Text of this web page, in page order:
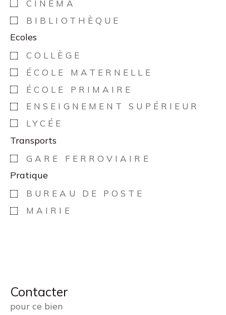
CINÉMA
BIBLIOTHÈQUE
Ecoles
COLLÈGE
ÉCOLE MATERNELLE
ÉCOLE PRIMAIRE
ENSEIGNEMENT SUPÉRIEUR
LYCÉE
Transports
GARE FERROVIAIRE
Pratique
BUREAU DE POSTE
MAIRIE
Contacter
pour ce bien